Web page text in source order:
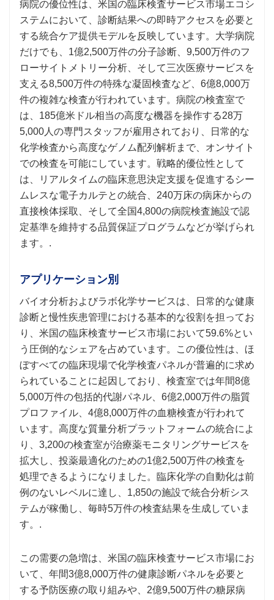
病院の優位性は、米国の臨床検査サービス市場エコシ
ステムにおいて、診断結果への即時アクセスを必要と
する統合ケア提供モデルを反映しています。大学病院
だけでも、1億2,500万件の分子診断、9,500万件のフ
ローサイトメトリー分析、そして三次医療サービスを
支える8,500万件の特殊な凝固検査など、6億8,000万
件の複雑な検査が行われています。病院の検査室で
は、185億米ドル相当の高度な機器を操作する28万
5,000人の専門スタッフが雇用されており、日常的な
化学検査から高度なゲノム配列解析まで、オンサイト
での検査を可能にしています。戦略的優位性として
は、リアルタイムの臨床意思決定支援を促進するシー
ムレスな電子カルテとの統合、240万床の病床からの
直接検体採取、そして全国4,800の病院検査施設で認
定基準を維持する品質保証プログラムなどが挙げられ
ます。.
アプリケーション別
バイオ分析およびラボ化学サービスは、日常的な健康
診断と慢性疾患管理における基本的な役割を担ってお
り、米国の臨床検査サービス市場において59.6%とい
う圧倒的なシェアを占めています。この優位性は、ほ
ぼすべての臨床現場で化学検査パネルが普遍的に求め
られていることに起因しており、検査室では年間8億
5,000万件の包括的代謝パネル、6億2,000万件の脂質
プロファイル、4億8,000万件の血糖検査が行われて
います。高度な質量分析プラットフォームの統合によ
り、3,200の検査室が治療薬モニタリングサービスを
拡大し、投薬最適化のための1億2,500万件の検査を
処理できるようになりました。臨床化学の自動化は前
例のないレベルに達し、1,850の施設で統合分析シス
テムが稼働し、毎時5万件の検査結果を生成していま
す。.
この需要の急増は、米国の臨床検査サービス市場にお
いて、年間3億8,000万件の健康診断パネルを必要と
する予防医療の取り組みや、2億9,500万件の糖尿病